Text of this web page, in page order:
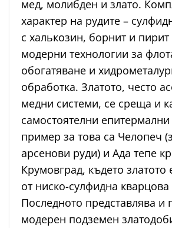
мед, молибден и злато.
характер на рудите –
с халькозин, борнит и пирит
модерни технологии за
обогатяване и
обработка. Златото, често
медни системи, се среща и
самостоятелни
пример за това са Челопеч
арсенови руди) и Ада тепе
Крумовград, където златото
от ниско-сулфидна кварцова
Последното представлява и
модерен подземен